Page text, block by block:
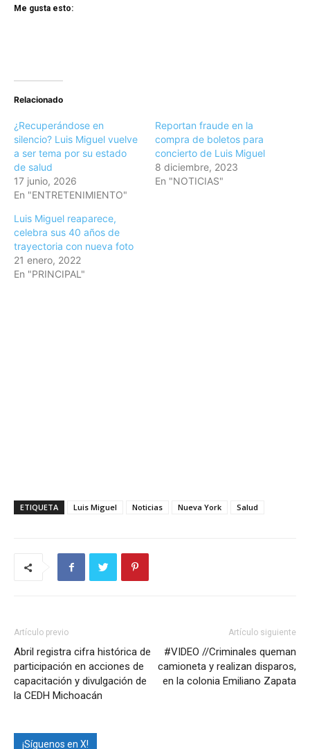
Me gusta esto:
Relacionado
¿Recuperándose en
silencio? Luis Miguel vuelve
a ser tema por su estado
de salud
17 junio, 2026
En "ENTRETENIMIENTO"
Reportan fraude en la
compra de boletos para
concierto de Luis Miguel
8 diciembre, 2023
En "NOTICIAS"
Luis Miguel reaparece,
celebra sus 40 años de
trayectoria con nueva foto
21 enero, 2022
En "PRINCIPAL"
ETIQUETA Luis Miguel Noticias Nueva York Salud
Artículo previo
Abril registra cifra histórica de
participación en acciones de
capacitación y divulgación de
la CEDH Michoacán
Artículo siguiente
#VIDEO //Criminales queman
camioneta y realizan disparos,
en la colonia Emiliano Zapata
¡Síguenos en X!